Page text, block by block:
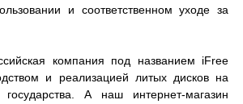
и соответственном уходе за
компания под названием iFree
и реализацией литых дисков на
государства. А наш интернет-магазин